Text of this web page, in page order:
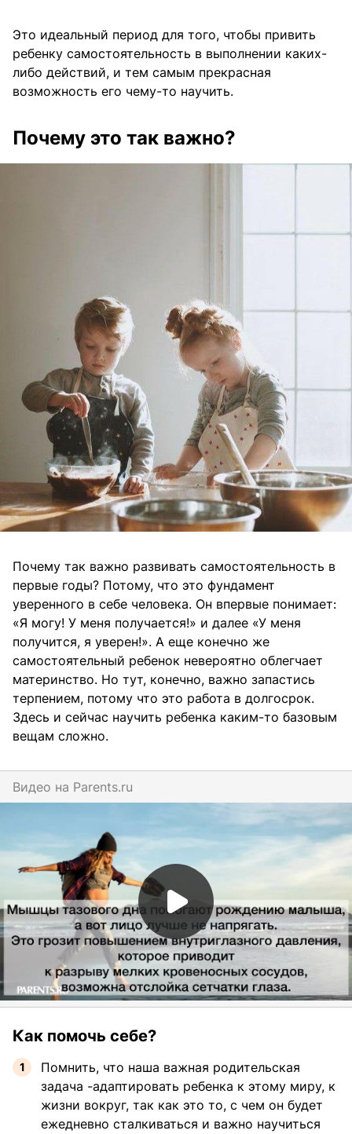
Это идеальный период для того, чтобы привить
ребенку самостоятельность в выполнении каких-
либо действий, и тем самым прекрасная
возможность его чему-то научить.
Почему это так важно?
Почему так важно развивать самостоятельность в
первые годы? Потому, что это фундамент
уверенного в себе человека. Он впервые понимает:
«Я могу! У меня получается!» и далее «У меня
получится, я уверен!». А еще конечно же
самостоятельный ребенок невероятно облегчает
материнство. Но тут, конечно, важно запастись
терпением, потому что это работа в долгосрок.
Здесь и сейчас научить ребенка каким-то базовым
вещам сложно.
Видео на parents.ru
Как помочь себе?
Помнить, что наша важная родительская
задача -адаптировать ребенка к этому миру, к
жизни вокруг, так как это то, с чем он будет
ежедневно сталкиваться и важно научиться